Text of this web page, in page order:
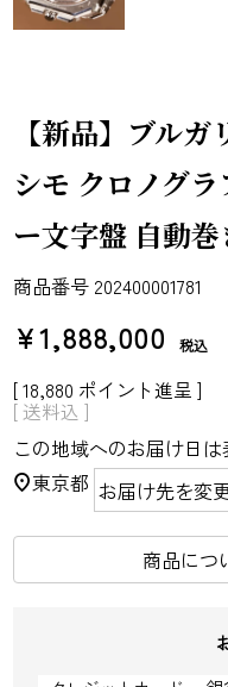
【新品】ブル
シモ クロノグ
ー文字盤 自動
商品番号 202400001781
¥1,888,000 税込
[18,880 ポイント進呈 ]
送料込
この地域へのお届け日
東京都 お届け先を変
商品につ